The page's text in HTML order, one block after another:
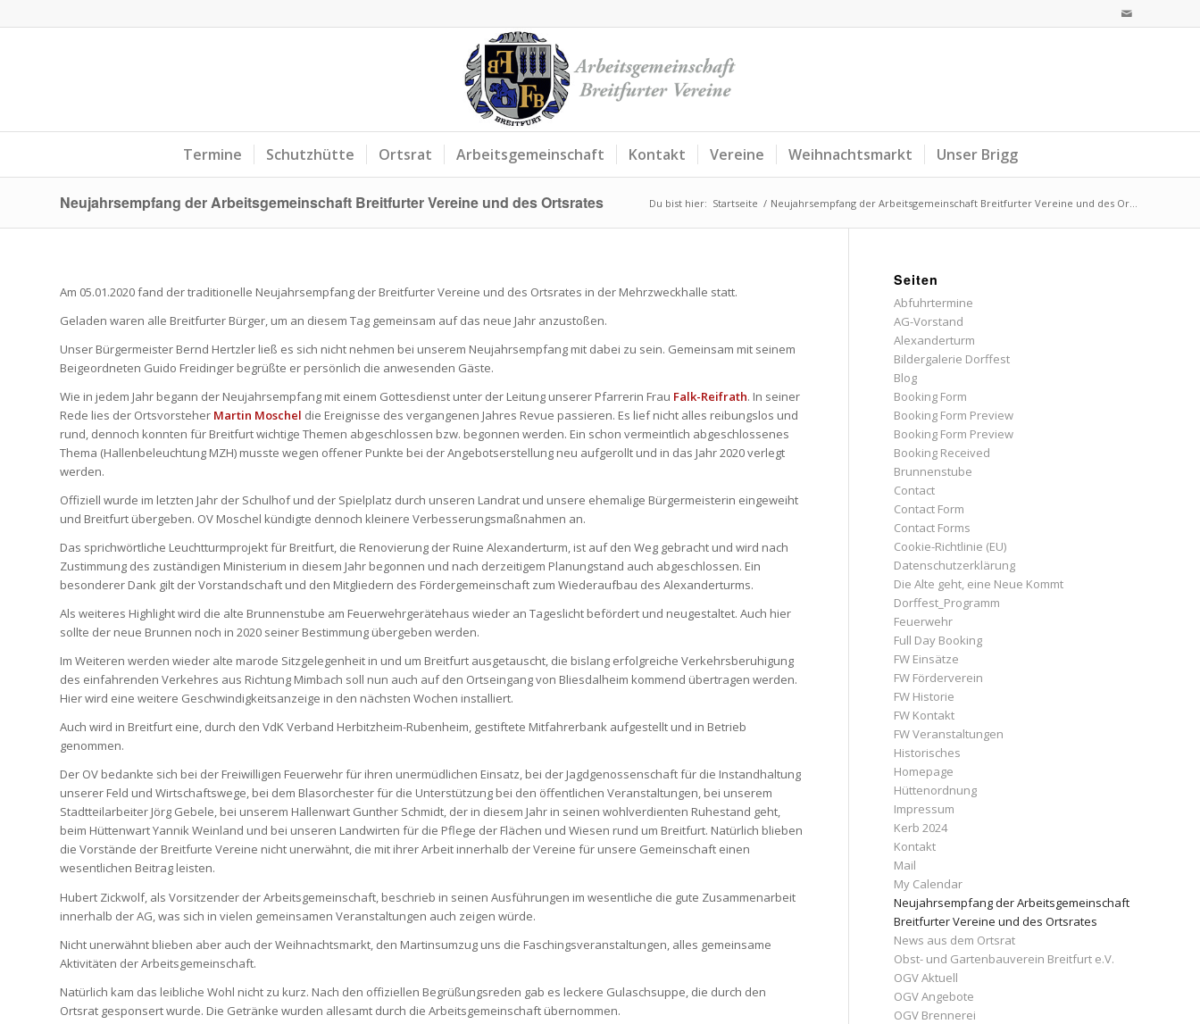
Termine Schutzhütte Ortsrat Arbeitsgemeinschaft Kontakt Vereine Weihnachtsmarkt Unser Brigg
Neujahrsempfang der Arbeitsgemeinschaft Breitfurter Vereine und des Ortsrates Du bist hier: Startseite / Neujahrsempfang der Arbeitsgemeinschaft Breitfurter Vereine und des Or...
Am 05.01.2020 fand der traditionelle Neujahrsempfang der Breitfurter Vereine und des Ortsrates in der Mehrzweckhalle statt.
Geladen waren alle Breitfurter Bürger, um an diesem Tag gemeinsam auf das neue Jahr anzustoßen.
Unser Bürgermeister Bernd Hertzler ließ es sich nicht nehmen bei unserem Neujahrsempfang mit dabei zu sein. Gemeinsam mit seinem
Beigeordneten Guido Freidinger begrüßte er persönlich die anwesenden Gäste.
Wie in jedem Jahr begann der Neujahrsempfang mit einem Gottesdienst unter der Leitung unserer Pfarrerin Frau Falk-Reifrath. In seiner
Rede lies der Ortsvorsteher Martin Moschel die Ereignisse des vergangenen Jahres Revue passieren. Es lief nicht alles reibungslos und
rund, dennoch konnten für Breitfurt wichtige Themen abgeschlossen bzw. begonnen werden. Ein schon vermeintlich abgeschlossenes
Thema (Hallenbeleuchtung MZH) musste wegen offener Punkte bei der Angebotserstellung neu aufgerollt und in das Jahr 2020 verlegt
werden.
Offiziell wurde im letzten Jahr der Schulhof und der Spielplatz durch unseren Landrat und unsere ehemalige Bürgermeisterin eingeweiht
und Breitfurt übergeben. OV Moschel kündigte dennoch kleinere Verbesserungsmaßnahmen an.
Das sprichwörtliche Leuchtturmprojekt für Breitfurt, die Renovierung der Ruine Alexanderturm, ist auf den Weg gebracht und wird nach
Zustimmung des zuständigen Ministerium in diesem Jahr begonnen und nach derzeitigem Planungstand auch abgeschlossen. Ein
besonderer Dank gilt der Vorstandschaft und den Mitgliedern des Fördergemeinschaft zum Wiederaufbau des Alexanderturms.
Als weiteres Highlight wird die alte Brunnenstube am Feuerwehrgerätehaus wieder an Tageslicht befördert und neugestaltet. Auch hier
sollte der neue Brunnen noch in 2020 seiner Bestimmung übergeben werden.
Im Weiteren werden wieder alte marode Sitzgelegenheit in und um Breitfurt ausgetauscht, die bislang erfolgreiche Verkehrsberuhigung
des einfahrenden Verkehres aus Richtung Mimbach soll nun auch auf den Ortseingang von Bliesdalheim kommend übertragen werden.
Hier wird eine weitere Geschwindigkeitsanzeige in den nächsten Wochen installiert.
Auch wird in Breitfurt eine, durch den VdK Verband Herbitzheim-Rubenheim, gestiftete Mitfahrerbank aufgestellt und in Betrieb
genommen.
Der OV bedankte sich bei der Freiwilligen Feuerwehr für ihren unermüdlichen Einsatz, bei der Jagdgenossenschaft für die Instandhaltung
unserer Feld und Wirtschaftswege, bei dem Blasorchester für die Unterstützung bei den öffentlichen Veranstaltungen, bei unserem
Stadtteilarbeiter Jörg Gebele, bei unserem Hallenwart Gunther Schmidt, der in diesem Jahr in seinen wohlverdienten Ruhestand geht,
beim Hüttenwart Yannik Weinland und bei unseren Landwirten für die Pflege der Flächen und Wiesen rund um Breitfurt. Natürlich blieben
die Vorstände der Breitfurte Vereine nicht unerwähnt, die mit ihrer Arbeit innerhalb der Vereine für unsere Gemeinschaft einen
wesentlichen Beitrag leisten.
Hubert Zickwolf, als Vorsitzender der Arbeitsgemeinschaft, beschrieb in seinen Ausführungen im wesentliche die gute Zusammenarbeit
innerhalb der AG, was sich in vielen gemeinsamen Veranstaltungen auch zeigen würde.
Nicht unerwähnt blieben aber auch der Weihnachtsmarkt, den Martinsumzug uns die Faschingsveranstaltungen, alles gemeinsame
Aktivitäten der Arbeitsgemeinschaft.
Natürlich kam das leibliche Wohl nicht zu kurz. Nach den offiziellen Begrüßungsreden gab es leckere Gulaschsuppe, die durch den
Ortsrat gesponsert wurde. Die Getränke wurden allesamt durch die Arbeitsgemeinschaft übernommen.
Seiten
Abfuhrtermine
AG-Vorstand
Alexanderturm
Bildergalerie Dorffest
Blog
Booking Form
Booking Form Preview
Booking Form Preview
Booking Received
Brunnenstube
Contact
Contact Form
Contact Forms
Cookie-Richtlinie (EU)
Datenschutzerklärung
Die Alte geht, eine Neue Kommt
Dorffest_Programm
Feuerwehr
Full Day Booking
FW Einsätze
FW Förderverein
FW Historie
FW Kontakt
FW Veranstaltungen
Historisches
Homepage
Hüttenordnung
Impressum
Kerb 2024
Kontakt
Mail
My Calendar
Neujahrsempfang der Arbeitsgemeinschaft
Breitfurter Vereine und des Ortsrates
News aus dem Ortsrat
Obst- und Gartenbauverein Breitfurt e.V.
OGV Aktuell
OGV Angebote
OGV Brennerei